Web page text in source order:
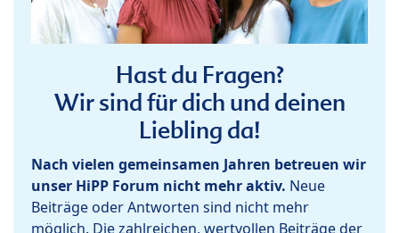
Hast du Fragen?
Wir sind für dich und deinen
Liebling da!
Nach vielen gemeinsamen Jahren betreuen wir
unser HiPP Forum nicht mehr aktiv. Neue
Beiträge oder Antworten sind nicht mehr
möglich. Die zahlreichen, wertvollen Beiträge der